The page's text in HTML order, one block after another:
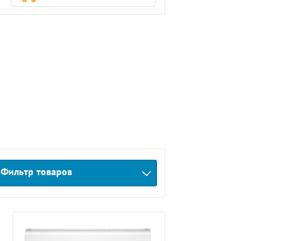
Фильтр товаров